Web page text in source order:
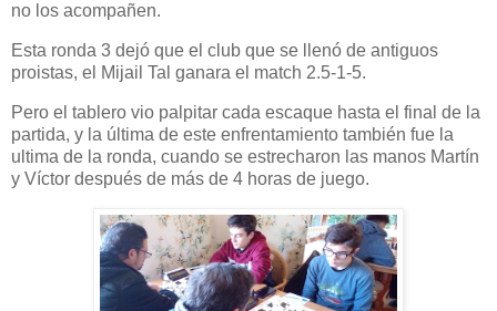
no los acompañen.
Esta ronda 3 dejó que el club que se llenó de antiguos
proistas, el Mijail Tal ganara el match 2.5-1-5.
Pero el tablero vio palpitar cada escaque hasta el final de la
partida, y la última de este enfrentamiento también fue la
ultima de la ronda, cuando se estrecharon las manos Martín
y Víctor después de más de 4 horas de juego.